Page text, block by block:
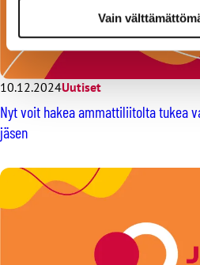
Vain
10.12.2024Uutiset
Nyt voit hakea ammattiliitolta tukea
jäsen